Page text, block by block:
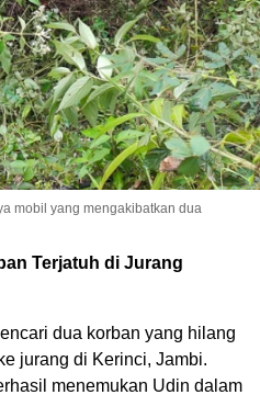
mobil yang mengakibatkan dua
Terjatuh di Jurang
dua korban yang hilang
jurang di Kerinci, Jambi.
menemukan Udin dalam